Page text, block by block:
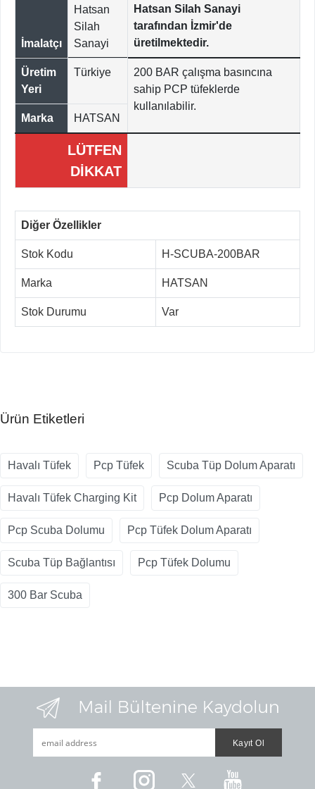
İmalatçı
Hatsan
Silah
Sanayi
Hatsan Silah Sanayi
tarafından İzmir'de
üretilmektedir.
Üretim
Yeri
Türkiye
200 BAR çalışma basıncına
sahip PCP tüfeklerde
kullanılabilir.
Marka
HATSAN
LÜTFEN
DİKKAT
Diğer Özellikler
Stok Kodu H-SCUBA-200BAR
Marka HATSAN
Stok Durumu Var
Ürün Etiketleri
Havalı Tüfek Pcp Tüfek Scuba Tüp Dolum Aparatı
Havalı Tüfek Charging Kit Pcp Dolum Aparatı
Pcp Scuba Dolumu Pcp Tüfek Dolum Aparatı
Scuba Tüp Bağlantısı Pcp Tüfek Dolumu
300 Bar Scuba